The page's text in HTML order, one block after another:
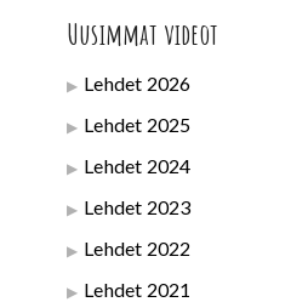
Uusimmat videot
Lehdet 2026
Lehdet 2025
Lehdet 2024
Lehdet 2023
Lehdet 2022
Lehdet 2021